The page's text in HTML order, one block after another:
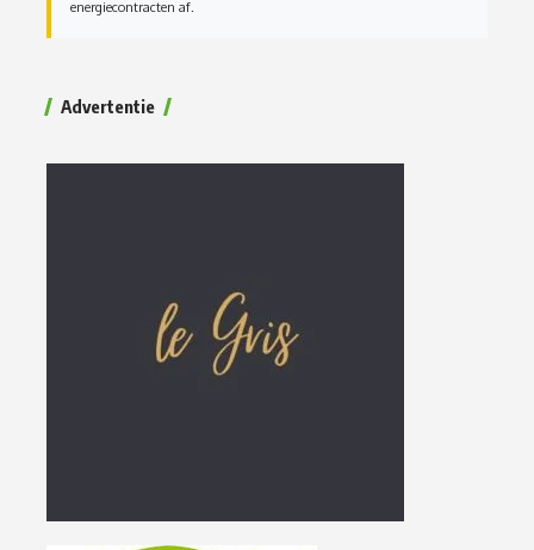
energiecontracten af.
Advertentie